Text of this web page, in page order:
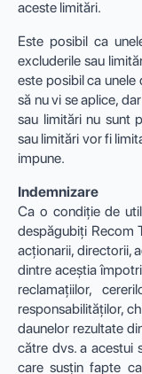
aceste limitări.
Este posibil ca
excluderile sau
este posibil ca unele
să nu vi se aplice,
sau limitări nu sunt
sau limitări vor fi
impune.
Indemnizare
Ca o condiție de
despăgubiți Recom
acționarii, directorii,
dintre aceștia
reclamațiilor,
responsabilităților,
daunelor rezultate
către dvs. a acestui
care susțin fapte